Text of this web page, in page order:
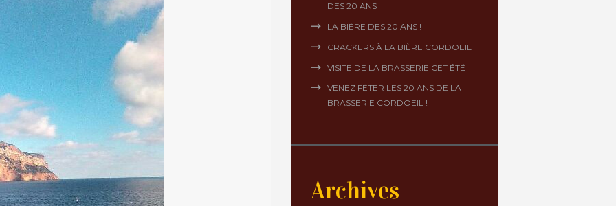
DES 20 ANS
LA BIÈRE DES 20 ANS !
CRACKERS À LA BIÈRE CORDOEIL
VISITE DE LA BRASSERIE CET ÉTÉ
VENEZ FÊTER LES 20 ANS DE LA
BRASSERIE CORDOEIL !
Archives